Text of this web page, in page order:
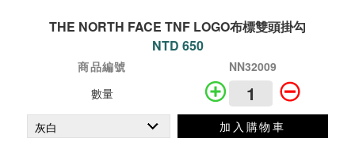
THE NORTH FACE TNF LOGO布標雙頭掛勾
NTD 650
商品編號
NN32009
數量
加入購物車